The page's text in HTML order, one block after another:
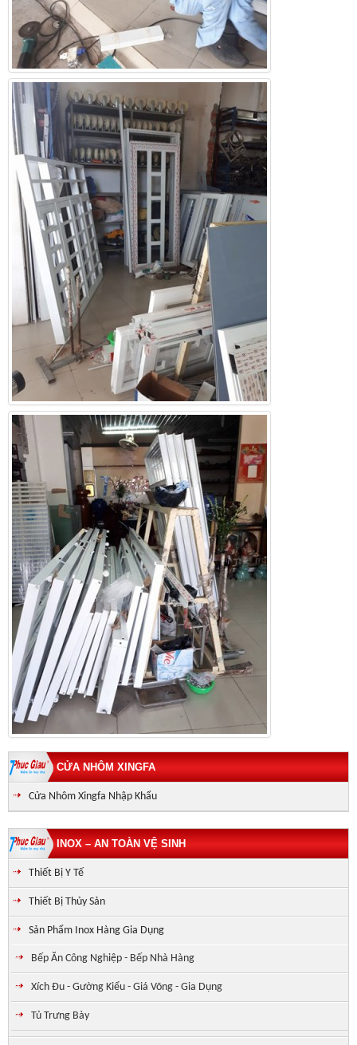
CỬA NHÔM XINGFA
Cửa Nhôm Xingfa Nhập Khẩu
INOX – AN TOÀN VỆ SINH
Thiết Bị Y Tế
Thiết Bị Thủy Sản
Sản Phẩm Inox Hàng Gia Dụng
Bếp Ăn Công Nghiệp - Bếp Nhà Hàng
Xích Đu - Gường Kiểu - Giá Võng - Gia Dụng
Tủ Trưng Bày